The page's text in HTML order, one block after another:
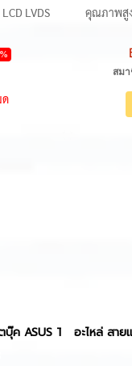
LVDS
Cable
คุณภาพสูง
Strix
สำหรับเป
เดิมที่ชำรุ
eDP 40-
เรต
สม
บุ๊ค ASUS TUFอะไหล่ สา